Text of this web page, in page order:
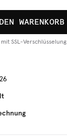
WARENKORB
SSL-Verschlüsselung